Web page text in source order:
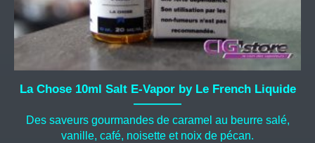
La Chose 10ml Salt E-Vapor by Le French Liquide
Des saveurs gourmandes de caramel au beurre salé,
vanille, café, noisette et noix de pécan.
produit